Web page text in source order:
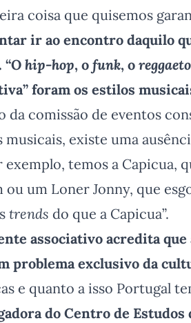
coisa que quisemos
ir ao encontro daquilo
“O hip-hop, o funk, o
foram os estilos
da comissão de eventos
musicais, existe uma
exemplo, temos a Capicua,
ou um Loner Jonny, que
trends do que a Capicua”.
associativo acredita
problema exclusivo da
e quanto a isso Portugal
do Centro de Estudos